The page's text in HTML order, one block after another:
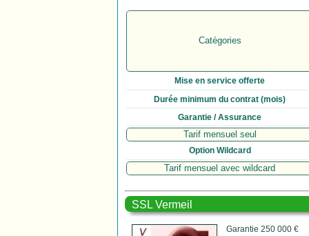
Catégories
Mise en service offerte
Durée minimum du contrat (mois)
Garantie / Assurance
Tarif mensuel seul
Option Wildcard
Tarif mensuel avec wildcard
SSL Vermeil
Garantie 250 000 €